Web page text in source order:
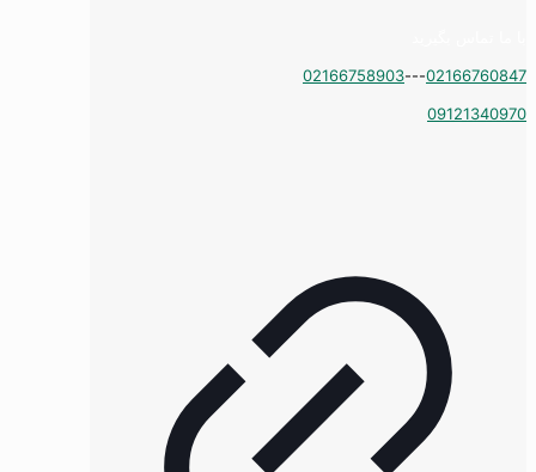
02166760847
---
02166758903
09121340970